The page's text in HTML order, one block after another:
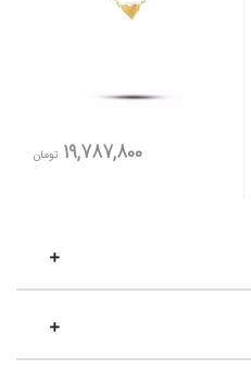
19,787,800 تومان